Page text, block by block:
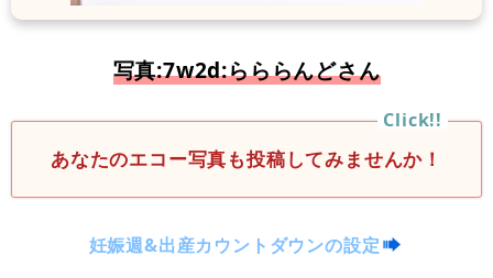
写真:7w2d:らららんどさん
あなたのエコー写真も投稿してみませんか！
妊娠週&出産カウントダウンの設定